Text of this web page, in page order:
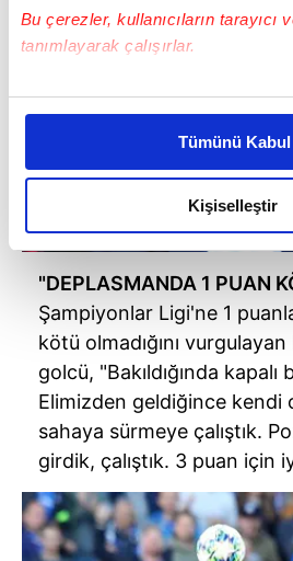
Bu çerezler, kullanıcıların tarayıcı
tanımlayarak çalışırlar.
Bu çerezlere izin vermeniz halinde
daha iyi reklam deneyimi
amacımızın size daha iyi bir
olduğunu ve sizlere en iyi içerikleri
elimizden gelen çabayı
reklamların maliyetlerimizi
kalemimiz olduğunu sizlere
Her halükârda, kullanıcılar, bu
takdirde, kullanıcılara hedefli
gösterilmeyecektir."
Sizlere daha iyi bir hizmet
Sitemizde kendimize ve üçüncü
kullanılmaktadır. Bu çerezler
verileriniz işlenmekte olup gerekli
toplumu hizmetlerinin sunulması
Tümünü
Kişiselleştir
"DEPLASMANDA 1 PUAN
Şampiyonlar Ligi'ne 1
kötü olmadığını vurgulayan
golcü, "Bakıldığında kapalı
Elimizden geldiğince kendi
sahaya sürmeye çalıştık.
girdik, çalıştık. 3 puan için